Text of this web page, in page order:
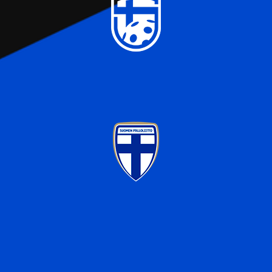
alan kumppaneillemme tietoja siitä, miten käytät
sivustoamme. Kumppanimme voivat yhdistää näitä
tietoja muihin tietoihin, joita olet antanut heille tai joita on
kerätty, kun olet käyttänyt heidän palvelujaan.